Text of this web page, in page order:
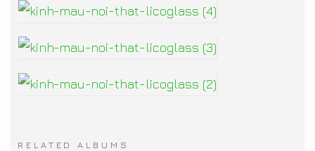
RELATED ALBUMS